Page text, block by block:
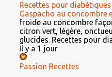
Recettes pour diabétiques
Gaspacho au concombre
froide au concombre
citron vert, légère,
glucides. Recettes pour
Il y a 1 jour
Passion Recettes